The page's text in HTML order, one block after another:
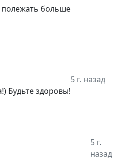
полежать больше
Будьте здоровы!
5 г. назад
5 г.
назад